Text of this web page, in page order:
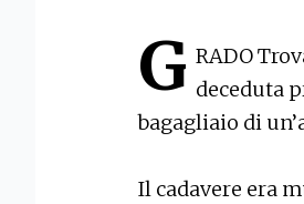
G RADO
deceduta
bagagliaio di
Il cadavere era